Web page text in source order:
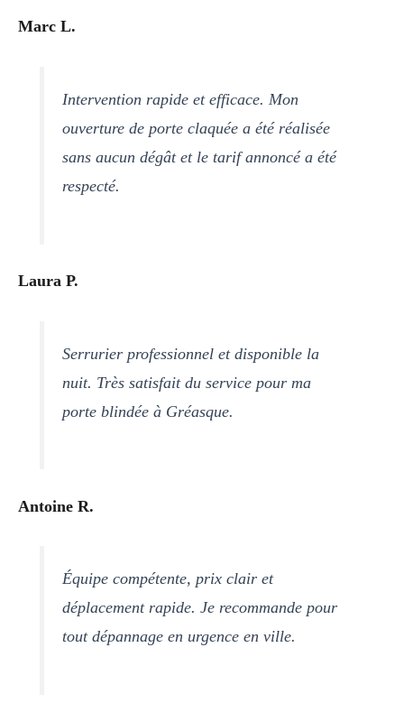
Marc L.
Intervention rapide et efficace. Mon
ouverture de porte claquée a été réalisée
sans aucun dégât et le tarif annoncé a été
respecté.
Laura P.
Serrurier professionnel et disponible la
nuit. Très satisfait du service pour ma
porte blindée à Gréasque.
Antoine R.
Équipe compétente, prix clair et
déplacement rapide. Je recommande pour
tout dépannage en urgence en ville.